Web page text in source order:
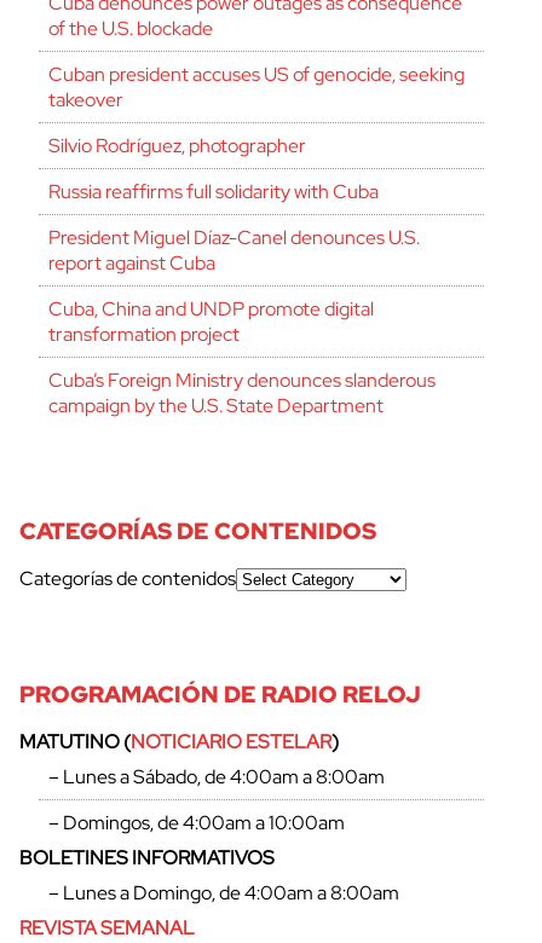
of the U.S. blockade
Cuban president accuses US of genocide, seeking
takeover
Silvio Rodríguez, photographer
Russia reaffirms full solidarity with Cuba
President Miguel Díaz-Canel denounces U.S.
report against Cuba
Cuba, China and UNDP promote digital
transformation project
Cuba’s Foreign Ministry denounces slanderous
campaign by the U.S. State Department
CATEGORÍAS DE CONTENIDOS
Categorías de contenidos
PROGRAMACIÓN DE RADIO RELOJ
MATUTINO (NOTICIARIO ESTELAR)
– Lunes a Sábado, de 4:00am a 8:00am
– Domingos, de 4:00am a 10:00am
BOLETINES INFORMATIVOS
– Lunes a Domingo, de 4:00am a 8:00am
REVISTA SEMANAL